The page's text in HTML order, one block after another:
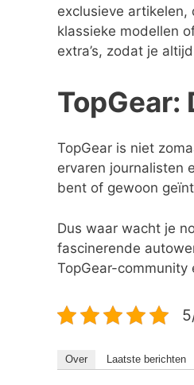
exclusieve
klassieke modellen
extra’s, zodat je
TopGear is niet
ervaren journalisten
bent of gewoon
Dus waar wacht je
fascinerende
TopGear-community
Over Laatste berichten